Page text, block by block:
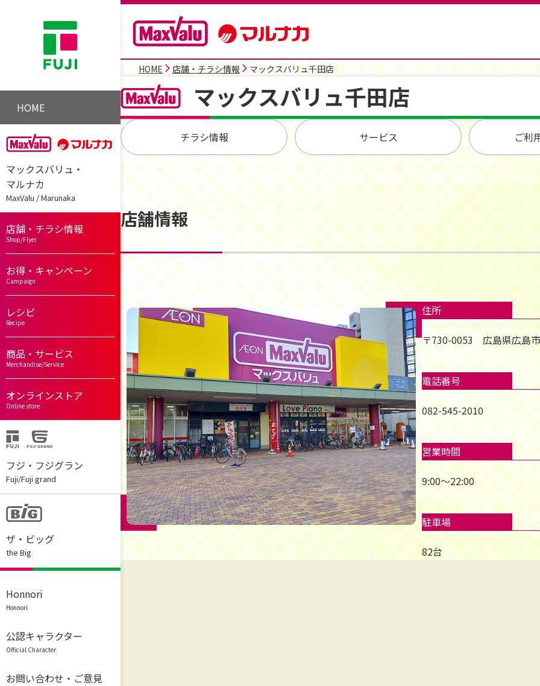
Honnori
Honnori
公認キャラクター
Official Character
お問い合わせ・ご意見
HOME
フジ・フジグラン
Fuji/Fuji grand
マックスバリュ・
マルナカ
MaxValu / Marunaka
店舗・チラシ情報
Shop/Flyer
お得・キャンペーン
Campaign
レシピ
Recipe
商品・サービス
Merchandise/Service
オンラインストア
Online store
ザ・ビッグ
the Big
HOME 店舗・チラシ情報 マックスバリュ千田店
マックスバリュ千田店
チラシ情報 サービス ご利
店舗情報
住所
〒730-0053 広島県広島
電話番号
082-545-2010
営業時間
9:00～22:00
駐車場
82台